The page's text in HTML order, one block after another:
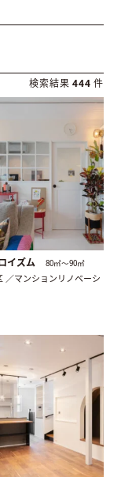
検索結果 444 件
イズム 80㎡〜90㎡
／マンションリノベーシ